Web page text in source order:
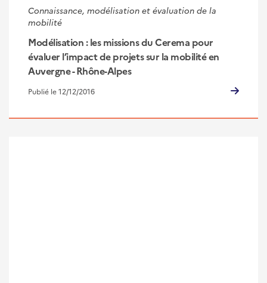
Connaissance, modélisation et évaluation de la
mobilité
Modélisation : les missions du Cerema pour
évaluer l’impact de projets sur la mobilité en
Auvergne - Rhône-Alpes
Publié le 12/12/2016